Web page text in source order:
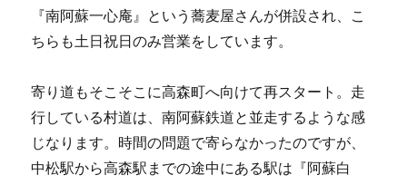
『南阿蘇一心庵』という蕎麦屋さんが併設され、こ
ちらも土日祝日のみ営業をしています。
寄り道もそこそこに高森町へ向けて再スタート。走
行している村道は、南阿蘇鉄道と並走するような感
じなります。時間の問題で寄らなかったのですが、
中松駅から高森駅までの途中にある駅は『阿蘇白